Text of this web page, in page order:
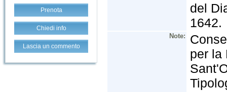
Prenota
Chiedi info
Lascia un commento